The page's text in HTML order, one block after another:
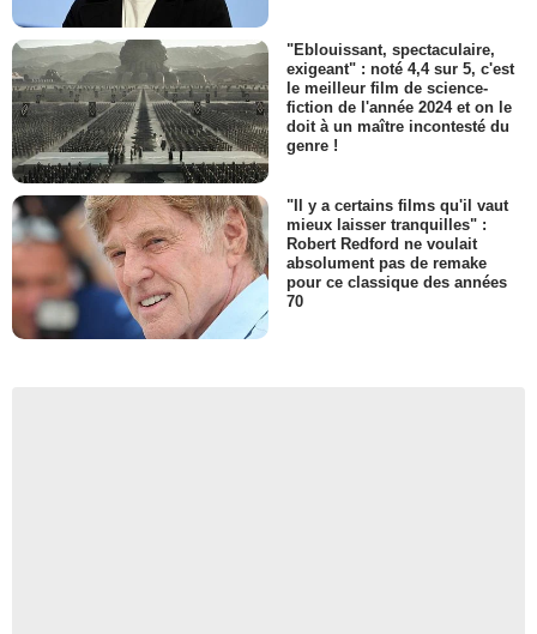
"Eblouissant, spectaculaire,
exigeant" : noté 4,4 sur 5, c'est
le meilleur film de science-
fiction de l'année 2024 et on le
doit à un maître incontesté du
genre !
"Il y a certains films qu'il vaut
mieux laisser tranquilles" :
Robert Redford ne voulait
absolument pas de remake
pour ce classique des années
70